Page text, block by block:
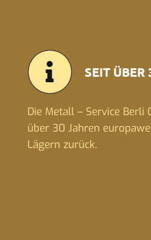
SEIT ÜBER
Die Metall – Service Berli
über 30 Jahren
Lägern zurück.